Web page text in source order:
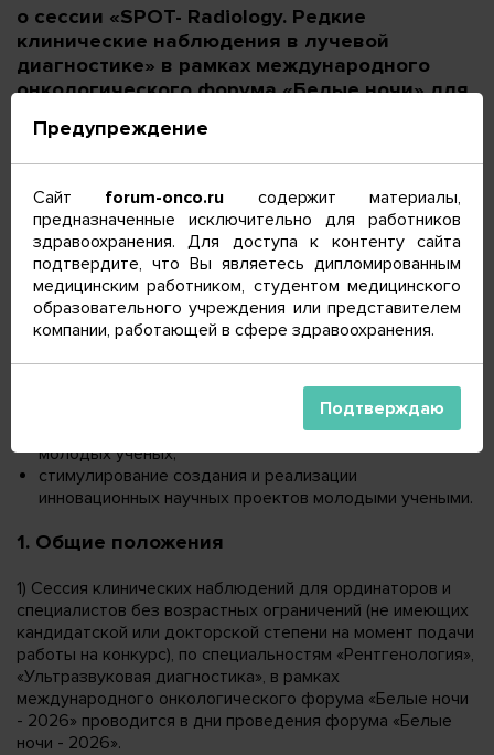
о сессии «SPOT- Radiology. Редкие
клинические наблюдения в лучевой
диагностике» в рамках международного
онкологического форума «Белые ночи» для
«Рентгенология», «Ультразвуковая
диагностика».
Цель сессии – поддержка и стимулирование научной
деятельности, поощрение за научные достижения,
вовлечение в инновационную деятельность молодых
ученых, путем формирования конкурентной среды.
Задачи сессии:
выявление и поощрение наиболее творческих
специалистов в целях формирования кадрового
оценка уровня научной и практической деятельности
молодых ученых;
стимулирование создания и реализации
инновационных научных проектов молодыми учеными.
1. Общие положения
1) Сессия клинических наблюдений для ординаторов и
специалистов без возрастных ограничений (не имеющих
кандидатской или докторской степени на момент подачи
работы на конкурс), по специальностям «Рентгенология»,
«Ультразвуковая диагностика», в рамках
международного онкологического форума «Белые ночи
- 2026» проводится в дни проведения форума «Белые
ночи - 2026».
Предупреждение
Сайт forum-onco.ru содержит материалы,
предназначенные исключительно для работников
здравоохранения. Для доступа к контенту сайта
подтвердите, что Вы являетесь дипломированным
медицинским работником, студентом медицинского
образовательного учреждения или представителем
компании, работающей в сфере здравоохранения.
Подтверждаю